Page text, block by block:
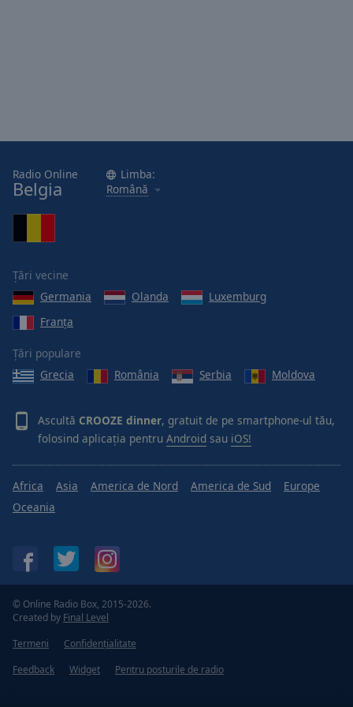
Text
Edge
Font
Family
Done
Close
End
window.
Radio Online
Belgia
Limba:
Română
Țări vecine
Germania
Olanda
Luxemburg
Franţa
Țări populare
Grecia
România Serbia Moldova
Ascultă CROOZE dinner, gratuit de pe smartphone-ul tău,
folosind aplicația pentru Android sau iOS!
Africa Asia America de Nord America de Sud
Europe
Oceania
© Online Radio Box, 2015-2026.
Created by Final Level
Termeni
Confidențialitate
Feedback
Widget Pentru posturile de radio